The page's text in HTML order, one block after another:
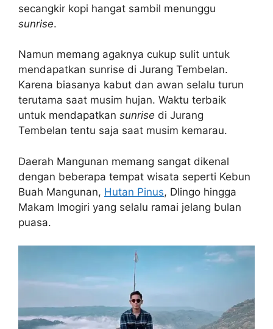
secangkir kopi hangat sambil menunggu
sunrise.
Namun memang agaknya cukup sulit untuk
mendapatkan sunrise di Jurang Tembelan.
Karena biasanya kabut dan awan selalu turun
terutama saat musim hujan. Waktu terbaik
untuk mendapatkan sunrise di Jurang
Tembelan tentu saja saat musim kemarau.
Daerah Mangunan memang sangat dikenal
dengan beberapa tempat wisata seperti Kebun
Buah Mangunan, Hutan Pinus, Dlingo hingga
Makam Imogiri yang selalu ramai jelang bulan
puasa.